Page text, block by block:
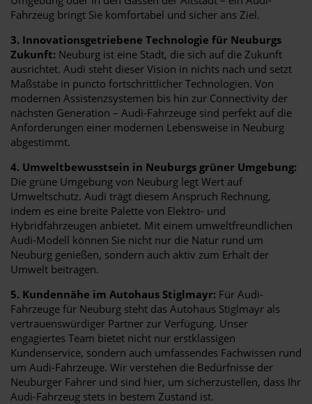
Fahrzeug bringt Sie komfortabel und sicher ans Ziel.
3. Innovationsgetriebene Technologie für Neuburgs
Zukunft: Neuburg ist eine Stadt, die sich auf die Zukunft
ausrichtet. Audi steht dieser Vision in nichts nach und setzt
Maßstäbe in puncto fortschrittlicher Technologien. Von
modernen Assistenzsystemen bis hin zur Connectivity der
nächsten Generation – Audi-Fahrzeuge sind perfekt auf die
Anforderungen einer modernen Lebensweise in Neuburg
abgestimmt.
4. Umweltbewusstsein in Neuburgs grüner Umgebung:
Die grüne Umgebung von Neuburg legt Wert auf
Umweltschutz. Audi trägt diesem Anspruch Rechnung,
indem es eine breite Palette von Elektro- und
Hybridfahrzeugen anbietet. Mit einem umweltfreundlichen
Audi-Modell können Sie nicht nur die Natur rund um
Neuburg genießen, sondern auch aktiv zum Erhalt der
Umwelt beitragen.
5. Kundennähe im Autohaus Stiglmayr: Für Audi-
Fahrzeuge für Neuburg steht das Autohaus Stiglmayr als
vertrauenswürdiger Partner zur Verfügung. Unser
engagiertes Team bietet nicht nur erstklassigen
Kundenservice, sondern auch umfassendes Fachwissen rund
um Audi-Fahrzeuge. Wir verstehen die Bedürfnisse der
Neuburger Fahrer und sind hier, um sicherzustellen, dass Ihr
Audi-Fahrzeug stets in bestem Zustand ist.